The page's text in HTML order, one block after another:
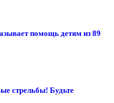
помощь детям из 89
стрельбы! Будьте